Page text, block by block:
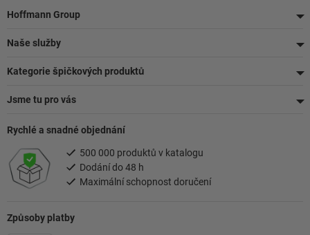
Zápatí
Hoffmann Group
Naše služby
Kategorie špičkových produktů
Jsme tu pro vás
Způsoby platby
Rychlé a snadné objednání
500 000 produktů v katalogu
Dodání do 48 h
Maximální schopnost doručení